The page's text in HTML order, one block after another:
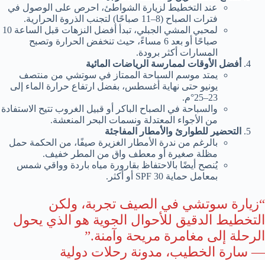
عند التخطيط لزيارة الشواطئ، احرص على الوصول في
فترات الصباح (8–11 صباحًا) لتجنب الذروة الحرارية.
لمحبي المشي الجبلي، تبدأ أفضل النزهات قبل الساعة 10
صباحًا أو بعد 6 مساءً، حيث تنخفض الحرارة وتصبح
المسارات أكثر برودة.
أفضل الأوقات لممارسة الرياضات المائية
يمتد موسم السباحة الممتاز في سوتشي من منتصف
يونيو حتى نهاية أغسطس، بفضل ارتفاع حرارة الماء إلى
23–25°م.
والسباحة في الصباح الباكر أو قبيل الغروب تتيح الاستفادة
من الأجواء المعتدلة ونسمات البحر المنعشة.
التحضير للطوارئ والأمطار المفاجئة
بالرغم من ندرة الأمطار الغزيرة صيفًا، من الحكمة حمل
مظلة صغيرة أو معطف واق من المطر خفيف.
يُنصح أيضًا بالاحتفاظ بقارورة مياه باردة وواقي شمس
بمعامل حماية SPF 30 أو أكثر.
“زيارة سوتشي في الصيف تجربة، ولكن
التخطيط الدقيق للأحوال الجوية هو الذي يحول
الرحلة إلى مغامرة مريحة وآمنة.”
— سارة الخطيب، مدونة رحلات دولية